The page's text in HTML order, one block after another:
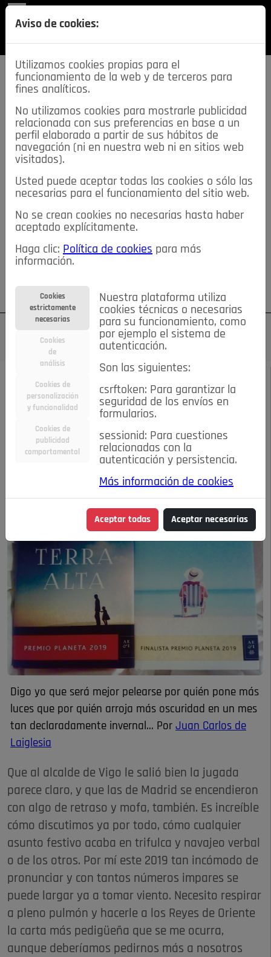
SECCIONES
descarga esta
REVISTA
≡NOTICIAS
NOTICIAS SERVICIOS DE INTERÉS
TABLÓN DE ANUNCIOS MIS ANUNCIOS CONTACTO
NOSOTROS
Su cuenta Regístrese ¿Olvidó su contraseña?
DICIEMBRE 2019
El mes de las luces
16-12-2019 6:04 p.m.
Digo yo que será mejor pelearse por quién pone más
luces que por quién arroja más oscuridad en un mes
tan declaradamente invernal... Por Juan Carlos de
Laiglesia
Que al alcalde de Vigo le salió bien la jugada
parece claro, y que las de Madrid se encendieron
con algo de retraso y mofa, también. Es increíble
cómo discutimos ya por todo, cómo cualquier
asunto festivo acaba en trifulca y navajeo verbal
o de los otros. Por mí este 2019 tan incómodo de
pronunciar y con tantos números impares se
puede largar ya a tomar viento. Necesito respirar
a pleno pulmón y hacerle a los Reyes de Oriente
la carta más pedigüeña que se me ocurra,
aunque deberíamos pedirnos más a nosotros
Aviso de cookies:
Utilizamos cookies propias para el
funcionamiento de la web y de terceros para
fines analíticos.
No utilizamos cookies para mostrarle publicidad
relacionada con sus preferencias en base a un
perfil elaborado a partir de sus hábitos de
navegación (ni en nuestra web ni en sitios web
visitados).
Usted puede aceptar todas las cookies o sólo las
necesarias para el funcionamiento del sitio web.
No se crean cookies no necesarias hasta haber
aceptado explícitamente.
Haga clic: Política de cookies para más
información.
Cookies
estrictamente
necesarias
Cookies
de
análisis
Cookies de
personalización
y funcionalidad
Cookies de
publicidad
comportamental
Nuestra plataforma utiliza
cookies técnicas o necesarias
para su funcionamiento, como
por ejemplo el sistema de
autenticación.
Son las siguientes:
csrftoken: Para garantizar la
seguridad de los envíos en
formularios.
sessionid: Para cuestiones
relacionadas con la
autenticación y persistencia.
Más información de cookies
Aceptar todas Aceptar necesarias